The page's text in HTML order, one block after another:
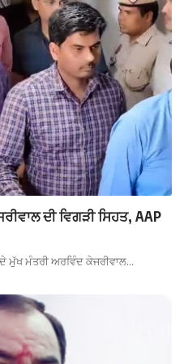
ਦੀ ਵਿਗੜੀ ਸਿਹਤ, AAP
ਦੇ ਮੁੱਖ ਮੰਤਰੀ ਅਰਵਿੰਦ ਕੇਜਰੀਵਾਲ…